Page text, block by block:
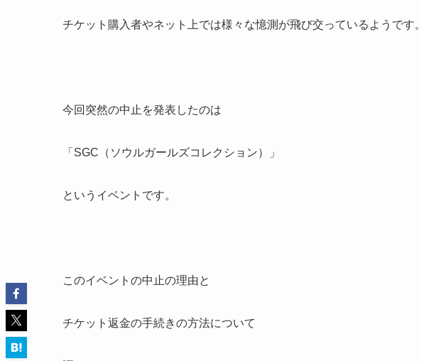
チケット購入者やネット上では様々な憶測が飛び交っているようです。
今回突然の中止を発表したのは
「SGC（ソウルガールズコレクション）」
というイベントです。
このイベントの中止の理由と
チケット返金の手続きの方法について